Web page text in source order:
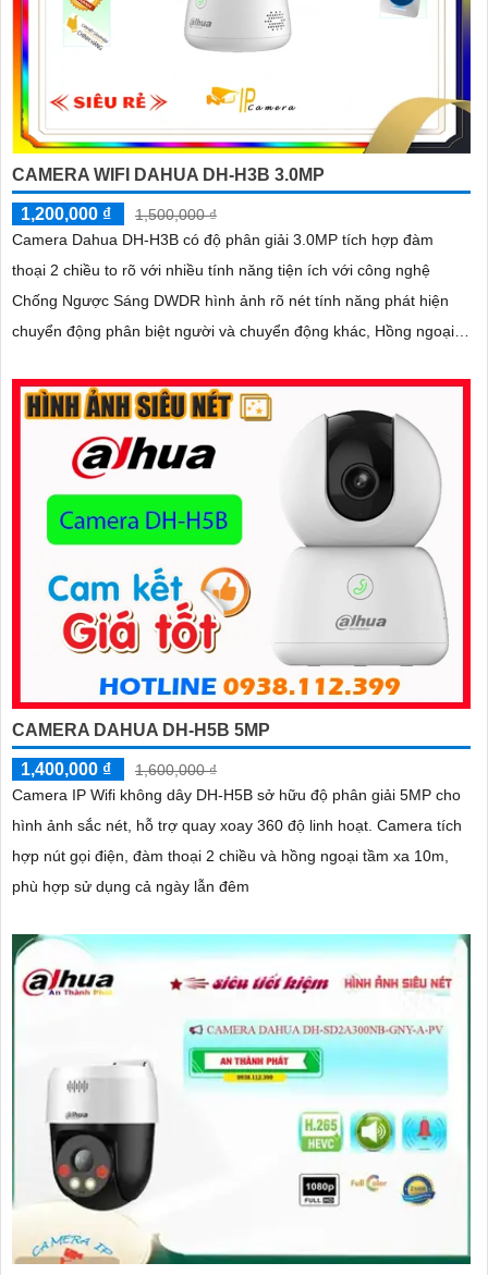
CAMERA WIFI DAHUA DH-H3B 3.0MP
1,200,000 ₫
1,500,000 ₫
Camera Dahua DH-H3B có độ phân giải 3.0MP tích hợp đàm
thoại 2 chiều to rõ với nhiều tính năng tiện ích với công nghệ
Chống Ngược Sáng DWDR hình ảnh rõ nét tính năng phát hiện
chuyển động phân biệt người và chuyển động khác, Hồng ngoại
CAMERA DAHUA DH-H5B 5MP
1,400,000 ₫
1,600,000 ₫
Camera IP Wifi không dây DH-H5B sở hữu độ phân giải 5MP cho
hình ảnh sắc nét, hỗ trợ quay xoay 360 độ linh hoạt. Camera tích
hợp nút gọi điện, đàm thoại 2 chiều và hồng ngoại tầm xa 10m,
phù hợp sử dụng cả ngày lẫn đêm